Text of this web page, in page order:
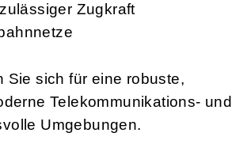
Zugkraft
Sie sich für eine robuste,
Telekommunikations- und
Umgebungen.